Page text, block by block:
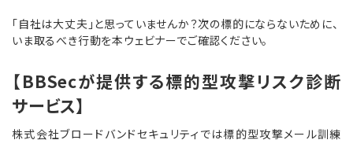
「自社は大丈夫」と思っていませんか？次の標的にならないために、
いま取るべき行動を本ウェビナーでご確認ください。
【BBSecが提供する標的型攻撃リスク診断
サービス】
株式会社ブロードバンドセキュリティでは標的型攻撃メール訓練